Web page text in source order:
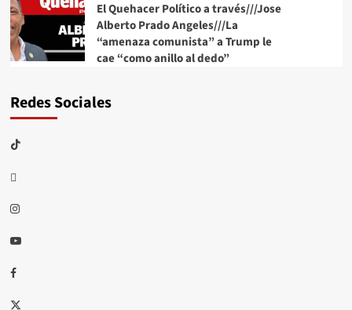
El Quehacer Político a través///Jose
Alberto Prado Angeles///La
“amenaza comunista” a Trump le
cae “como anillo al dedo”
Redes Sociales
TikTok
threads
Instagram
Youtube
Facebook
X